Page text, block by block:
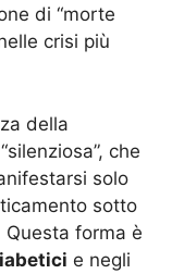
di “morte
crisi più
della
che
solo
sotto
forma è
e negli